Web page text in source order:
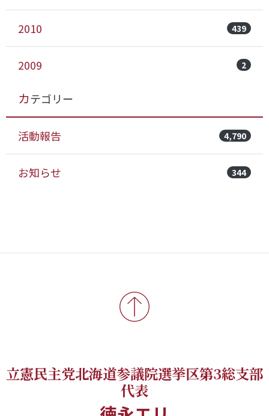
2010 439
2009 2
カテゴリー
活動報告 4,790
お知らせ 344
立憲民主党北海道参議院選挙区第3総支部
代表